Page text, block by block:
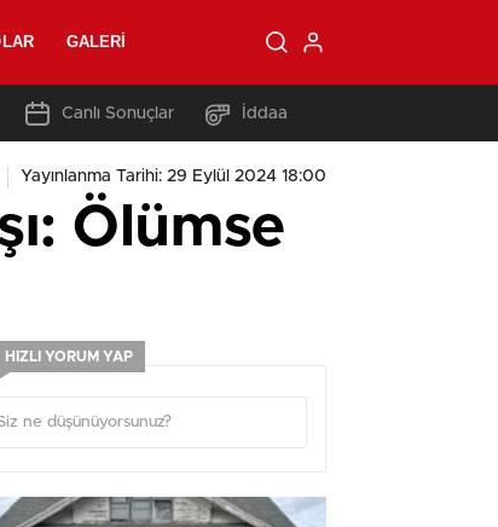
GALERI
Canlı Sonuçlar İddaa
Yayınlanma Tarihi: 29 Eylül 2024 18:00
Ölümse
HIZLI YORUM YAP